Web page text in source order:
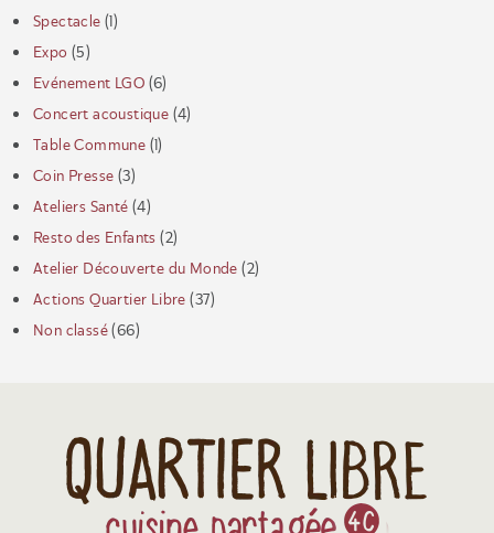
Spectacle (1)
Expo (5)
Evénement LGO (6)
Concert acoustique (4)
Table Commune (1)
Coin Presse (3)
Ateliers Santé (4)
Resto des Enfants (2)
Atelier Découverte du Monde (2)
Actions Quartier Libre (37)
Non classé(66)